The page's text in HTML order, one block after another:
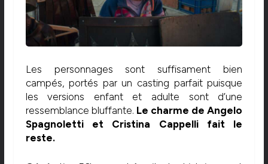
Les personnages sont suffisament bien
campés, portés par un casting parfait puisque
les versions enfant et adulte sont d’une
ressemblance bluffante. Le charme de Angelo
Spagnoletti et Cristina Cappelli fait le
reste.